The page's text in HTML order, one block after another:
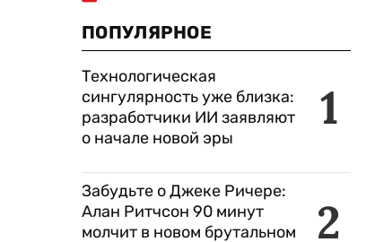
ПОПУЛЯРНОЕ
1
Технологическая
сингулярность уже близка:
разработчики ИИ заявляют
о начале новой эры
2
Забудьте о Джеке Ричере:
Алан Ритчсон 90 минут
молчит в новом брутальном